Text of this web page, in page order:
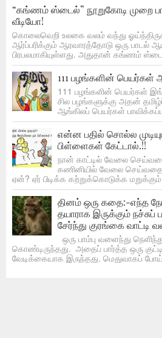
“கங்ணம் ஸ்டைல்” நூறுகோடி முறை
வீடியோ!
கொலைவெறி உலகை வலம் வந்து
ஆர்ப்பரிக்கும் ஆரவாரத்தோடு ஒரு பாடல்
பிரபலமாகியுள்ளது. அதுதான் கங்ணம்
111 பழங்களின் பெயர்கள்
111 பழங்களின் பெயர்கள்
சில பழங்களுக்கு அதன்
ஆங்கிலப் பெயர்கள்
என்ன பதில் சொல்ல
பிள்ளைகள் கேட்டால்.!!
நான் காட்டில் வேலை
கணினியில் வேலை
ஏன்? ஏர் பிடிக்க கற்றுக்கொடுக்க
தினம் ஒரு கதை:-எந்த
தயாராக இருக்கும்
சேர்ந்து குரங்கை
ஒரு பாம்பு வளைந்து
கொண்டிருந்தது. அதைப் பார்த்த ஒரு
வேடிக்கையாக இருந்தது. மெதுவாகப்